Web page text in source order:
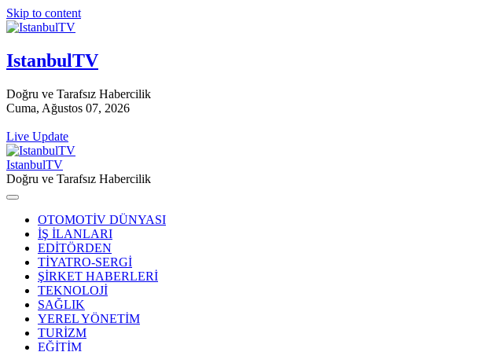
Skip to content
IstanbulTV
Doğru ve Tarafsız Habercilik
Cuma, Ağustos 07, 2026
Live Update
IstanbulTV
Doğru ve Tarafsız Habercilik
OTOMOTİV DÜNYASI
İŞ İLANLARI
EDİTÖRDEN
TİYATRO-SERGİ
ŞİRKET HABERLERİ
TEKNOLOJİ
SAĞLIK
YEREL YÖNETİM
TURİZM
EĞİTİM